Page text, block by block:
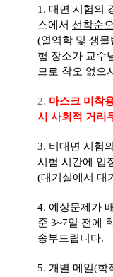
1. 대면 시험의
스에서 선착순
(열역학 및 생물
험 장소가 교수
므로 착오 없으
2. 마스크 미착
시 사회적 거리
​3. 비대면 시험
시험 시간에 입
(대기실에서 대
4. 예상문제가
준 3~7일 전에
송부드립니다.
5. 개별 메일(학